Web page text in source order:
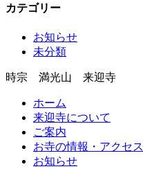
カテゴリー
お知らせ
未分類
時宗 満光山 来迎寺
ホーム
来迎寺について
ご案内
お寺の情報・アクセス
お知らせ